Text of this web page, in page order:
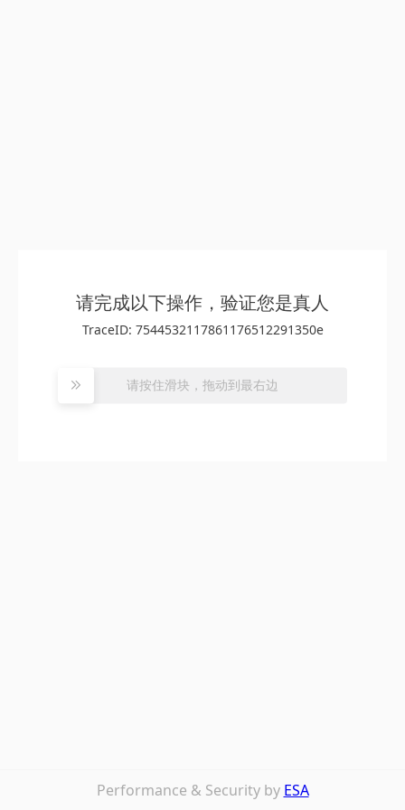
请完成以下操作，验证您是真人
TraceID: 7544532117861176512291350e
请按住滑块，拖动到最右边
Performance & Security by ESA